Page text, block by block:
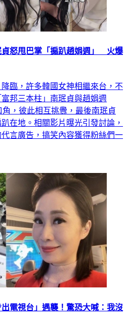
貞怒甩巴掌「搧趴趙娟週」 火爆
臨，許多韓國女神相繼來台，不
邦三本柱」南珉貞與趙娟週
角，彼此相互挑釁，最後南珉貞
在地。相關影片曝光引發討論，
言廣告，搞笑內容獲得粉絲們一
電視台」遇襲！驚恐大喊：我沒